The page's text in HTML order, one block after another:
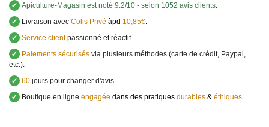
✔ Apiculture-Magasin est noté 9.2/10 - selon 1052 avis clients
✔
Livraison avec Colis Privé àpd 10,85€
✔ Service clientpassionné et réactif.
✔
Paiements sécurisés via plusieurs méthodes (carte de crédit, Paypal,
etc.).
✔ 60 jours pour changer d'avis.
✔
Boutique en ligne engagée dans des pratiques durables & éthiques